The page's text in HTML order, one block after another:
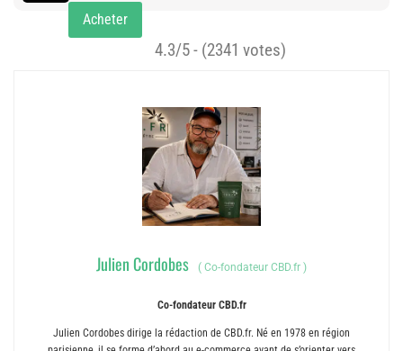
Acheter
4.3/5 - (2341 votes)
Julien Cordobes ( Co-fondateur CBD.fr )
Co-fondateur CBD.fr
Julien Cordobes dirige la rédaction de CBD.fr. Né en 1978 en région